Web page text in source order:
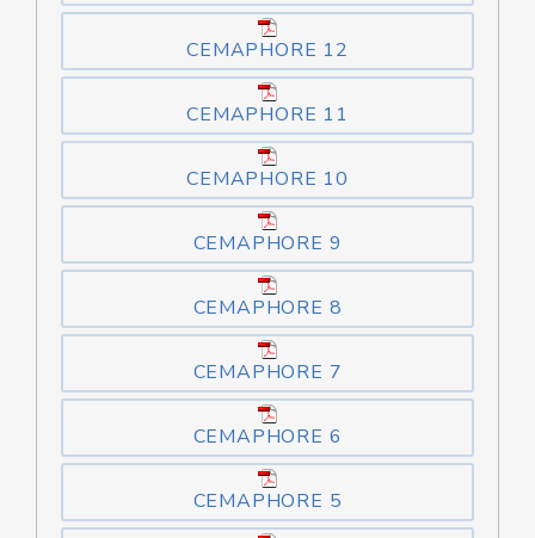
CEMAPHORE 12
CEMAPHORE 11
CEMAPHORE 10
CEMAPHORE 9
CEMAPHORE 8
CEMAPHORE 7
CEMAPHORE 6
CEMAPHORE 5